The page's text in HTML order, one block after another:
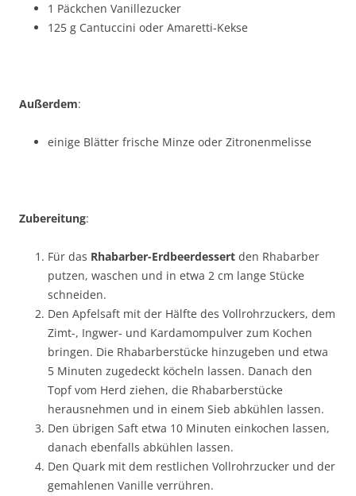
1 Päckchen Vanillezucker
125 g Cantuccini oder Amaretti-Kekse
Außerdem:
einige Blätter frische Minze oder Zitronenmelisse
Zubereitung:
Für das Rhabarber-Erdbeerdessert den Rhabarber
putzen, waschen und in etwa 2 cm lange Stücke
schneiden.
Den Apfelsaft mit der Hälfte des Vollrohrzuckers, dem
Zimt-, Ingwer- und Kardamompulver zum Kochen
bringen. Die Rhabarberstücke hinzugeben und etwa
5 Minuten zugedeckt köcheln lassen. Danach den
Topf vom Herd ziehen, die Rhabarberstücke
herausnehmen und in einem Sieb abkühlen lassen.
Den übrigen Saft etwa 10 Minuten einkochen lassen,
danach ebenfalls abkühlen lassen.
Den Quark mit dem restlichen Vollrohrzucker und der
gemahlenen Vanille verrühren.